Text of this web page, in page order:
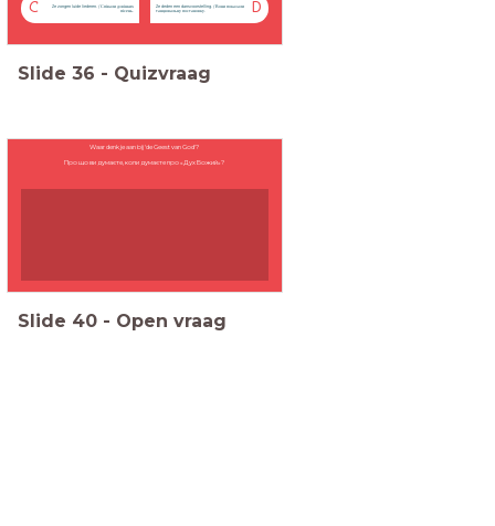
C
Ze zongen luide liederen. / Співали дзвінких
пісень.
D
Ze deden een dansvoorstelling. / Вони показали
танцювальну постановку.
Slide 36 - Quizvraag
Waar denk je aan bij 'de Geest van God'?
Про що ви думаєте, коли думаєте про «Дух Божий»?
Slide 40 - Open vraag